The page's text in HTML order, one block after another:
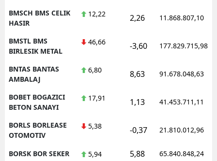
BMSCH BMS CELIK
HASIR
12,22 2,26 11.868.807,10
BMSTL BMS
BIRLESIK METAL
46,66 -3,60 177.829.715,98
BNTAS BANTAS
AMBALAJ
6,80 8,63 91.678.048,63
BOBET BOGAZICI
BETON SANAYI
17,91 1,13 41.453.711,11
BORLS BORLEASE
OTOMOTIV
5,38 -0,37 21.810.012,96
BORSK BOR SEKER 5,94 5,88 65.840.848,24